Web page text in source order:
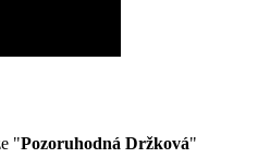
"Pozoruhodná Držková"